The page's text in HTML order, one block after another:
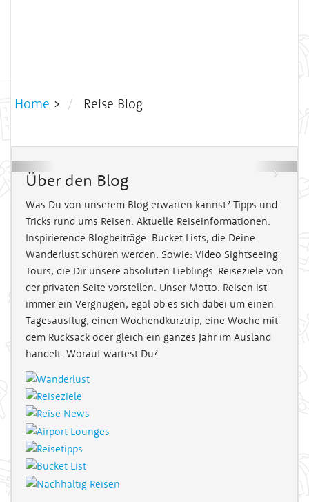
Home > Reise Blog
Wie teuer ist ein Around the
World Ticket?
‹ ›
Über den Blog
Was Du von unserem Blog erwarten kannst? Tipps und
Tricks rund ums Reisen. Aktuelle Reiseinformationen.
Inspirierende Blogbeiträge. Bucket Lists, die Deine
Wanderlust schüren werden. Sowie: Video Sightseeing
Tours, die Dir unsere absoluten Lieblings-Reiseziele von
der privaten Seite vorstellen. Unser Motto: Reisen ist
immer ein Vergnügen, egal ob es sich dabei um einen
Tagesausflug, einen Wochendkurztrip, eine Woche mit
dem Rucksack oder gleich ein ganzes Jahr im Ausland
handelt. Worauf wartest Du?